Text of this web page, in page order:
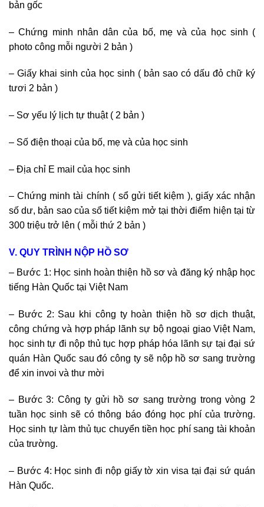
bản gốc
– Chứng minh nhân dân của bố, mẹ và của học sinh (
photo công mỗi người 2 bản )
– Giấy khai sinh của học sinh ( bản sao có dấu đỏ chữ ký
tươi 2 bản )
– Sơ yếu lý lịch tự thuật ( 2 bản )
– Số điện thoại của bố, mẹ và của học sinh
– Địa chỉ E mail của học sinh
– Chứng minh tài chính ( sổ gửi tiết kiệm ), giấy xác nhận
số dư, bản sao của sổ tiết kiệm mở tại thời điểm hiện tại từ
300 triệu trở lên ( mỗi thứ 2 bản )
V. QUY TRÌNH NỘP HỒ SƠ
– Bước 1: Học sinh hoàn thiện hồ sơ và đăng ký nhập học
tiếng Hàn Quốc tại Việt Nam
– Bước 2: Sau khi công ty hoàn thiện hồ sơ dịch thuật,
công chứng và hợp pháp lãnh sự bộ ngoại giao Việt Nam,
học sinh tự đi nộp thủ tục hợp pháp hóa lãnh sự tại đại sứ
quán Hàn Quốc sau đó công ty sẽ nộp hồ sơ sang trường
để xin invoi và thư mời
– Bước 3: Công ty gửi hồ sơ sang trường trong vòng 2
tuần học sinh sẽ có thông báo đóng học phí của trường.
Học sinh tự làm thủ tục chuyển tiền học phí sang tài khoản
của trường.
– Bước 4: Học sinh đi nộp giấy tờ xin visa tại đại sứ quán
Hàn Quốc.